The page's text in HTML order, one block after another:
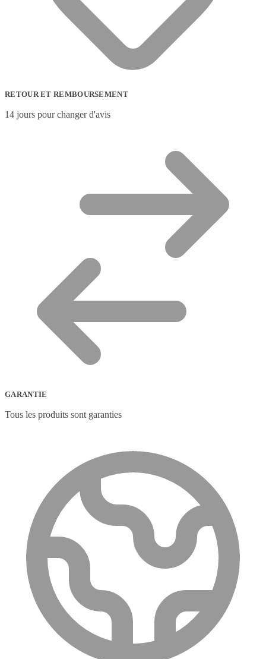
RETOUR ET REMBOURSEMENT
14 jours pour changer d'avis
GARANTIE
Tous les produits sont garanties